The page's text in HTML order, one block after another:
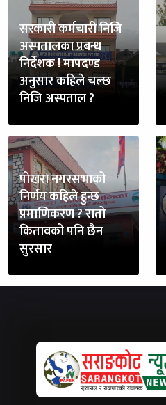
सरकारी कर्मचारी निजि
अस्पतालका प्रबन्ध
निर्देशक ! मापदण्ड
अनुसार कहिले चल्छ
निजि अस्पताल ?
पोखरा नगरसभाको
निर्णय कहिले हुन्छ
प्रमाणिकरण ? रातो
कितावको पनि छैन
सुरसार